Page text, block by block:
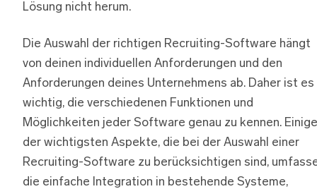
Lösung nicht herum.
Die Auswahl der richtigen Recruiting-Software hängt
von deinen individuellen Anforderungen und den
Anforderungen deines Unternehmens ab. Daher ist es
wichtig, die verschiedenen Funktionen und
Möglichkeiten jeder Software genau zu kennen. Einige
der wichtigsten Aspekte, die bei der Auswahl einer
Recruiting-Software zu berücksichtigen sind,
die einfache Integration in bestehende Systeme,